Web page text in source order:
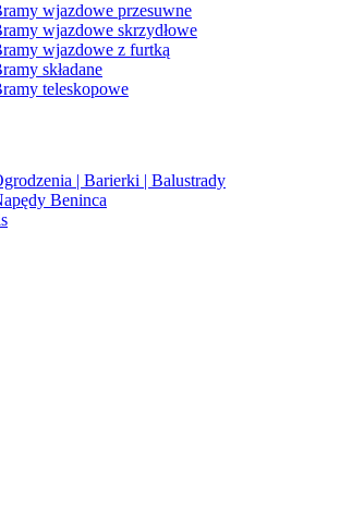
wjazdowe przesuwne
wjazdowe skrzydłowe
wjazdowe z furtką
składane
teleskopowe
| Barierki | Balustrady
Beninca